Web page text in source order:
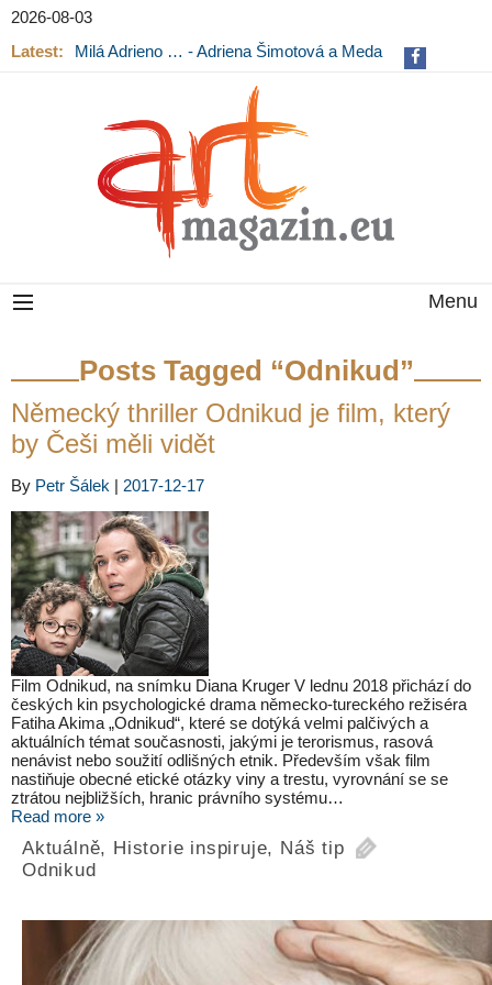
2026-08-03
Latest:
Milá Adrieno … - Adriena Šimotová a Meda
Menu
Posts Tagged “Odnikud”
Německý thriller Odnikud je film, který
by Češi měli vidět
By Petr Šálek | 2017-12-17
Film Odnikud, na snímku Diana Kruger V lednu 2018 přichází do
českých kin psychologické drama německo-tureckého režiséra
Fatiha Akima „Odnikud“, které se dotýká velmi palčivých a
aktuálních témat současnosti, jakými je terorismus, rasová
nenávist nebo soužití odlišných etnik. Především však film
nastiňuje obecné etické otázky viny a trestu, vyrovnání se se
ztrátou nejbližších, hranic právního systému…
Read more »
Aktuálně, Historie inspiruje, Náš tip
Odnikud